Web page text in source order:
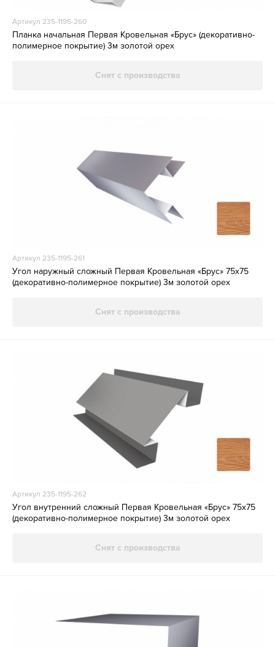
Артикул 235-1195-260
Планка начальная Первая Кровельная «Брус» (декоративно-
полимерное покрытие) 3м золотой орех
Снят с производства
Артикул 235-1195-261
Угол наружный сложный Первая Кровельная «Брус» 75х75
(декоративно-полимерное покрытие) 3м золотой орех
Снят с производства
Артикул 235-1195-262
Угол внутренний сложный Первая Кровельная «Брус» 75х75
(декоративно-полимерное покрытие) 3м золотой орех
Снят с производства